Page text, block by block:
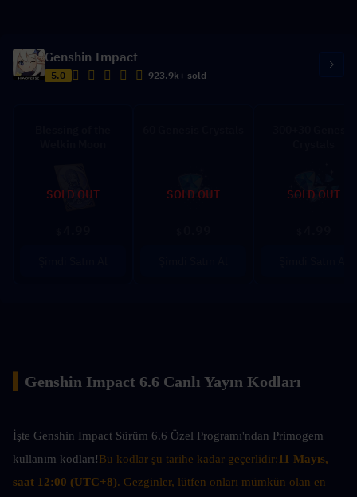
Genshin Impact
5.0 923.9k+ sold
SOLD OUT SOLD OUT SOLD OUT
Genshin Impact 6.6 Canlı Yayın Kodları
İşte Genshin Impact Sürüm 6.6 Özel Programı'ndan Primogem
kullanım kodları!Bu kodlar şu tarihe kadar geçerlidir:11 Mayıs,
saat 12:00 (UTC+8). Gezginler, lütfen onları mümkün olan en